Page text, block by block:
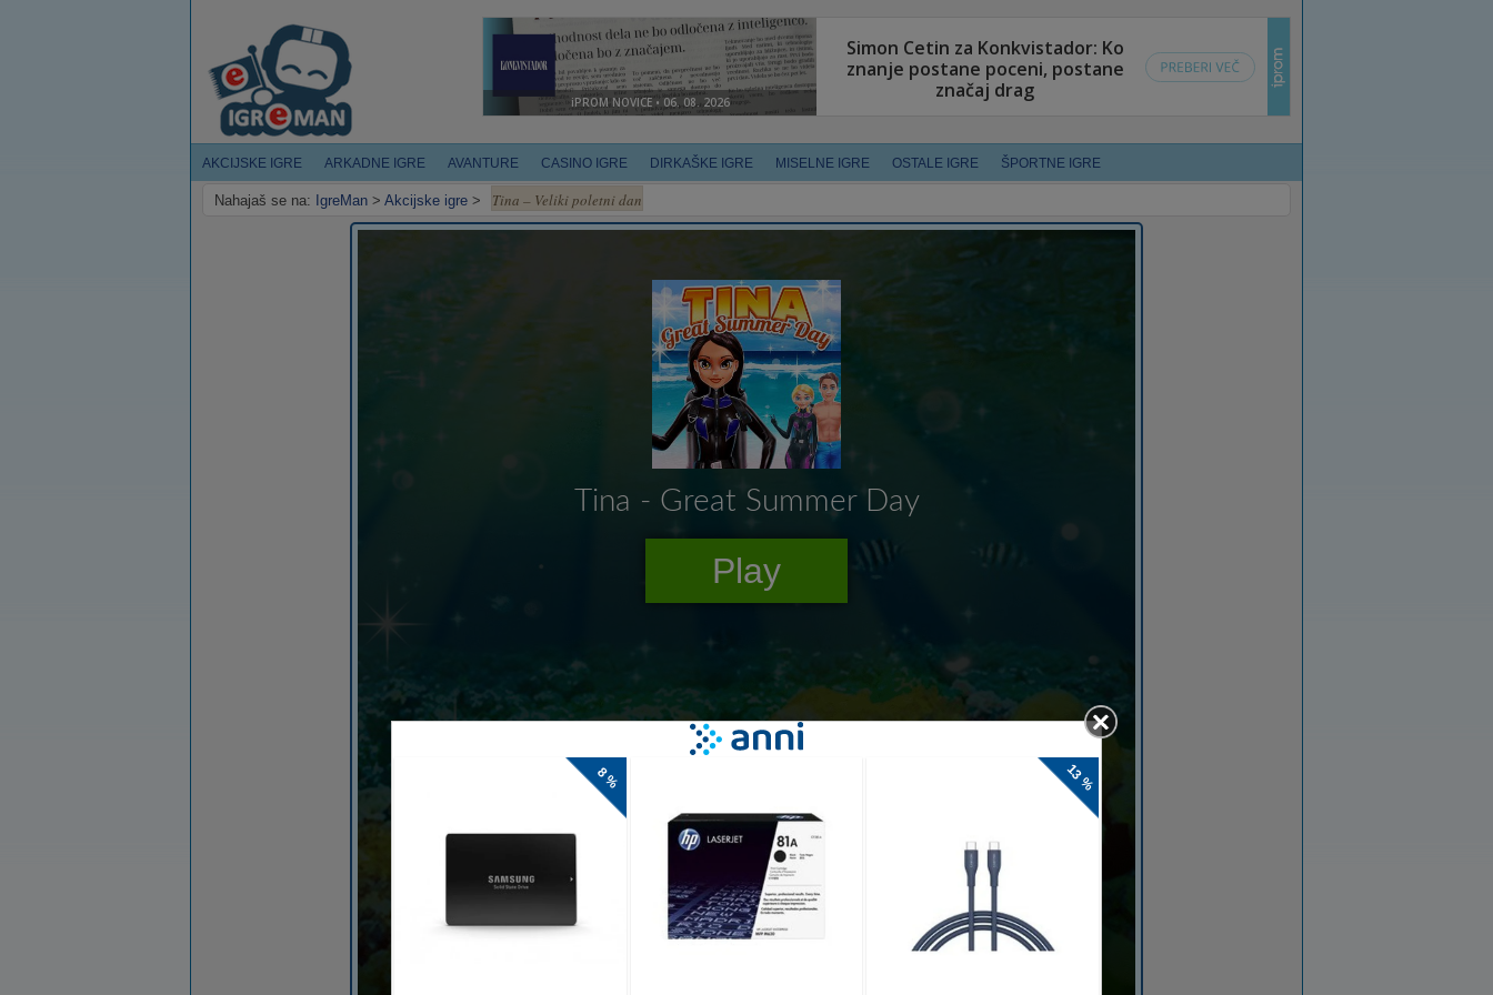
AKCIJSKE IGRE ARKADNE IGRE AVANTURE CASINO IGRE DIRKAŠKE IGRE MISELNE IGRE OSTALE IGRE ŠPORTNE IGRE
Nahajaš se na: IgreMan > Akcijske igre > Tina – Veliki poletni dan